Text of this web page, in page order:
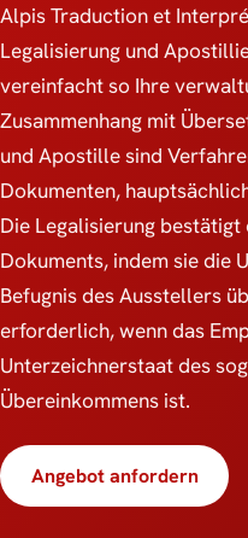
Alpis Traduction et
Legalisierung und
vereinfacht so Ihre
Zusammenhang mit
und Apostille sind
Dokumenten,
Die Legalisierung
Dokuments, indem sie die
Befugnis des Ausstellers
erforderlich, wenn das
Unterzeichnerstaat des
Übereinkommens ist.
Angebot anfordern